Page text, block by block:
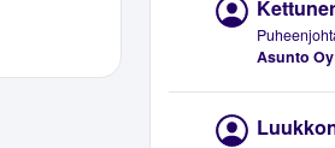
Asunto